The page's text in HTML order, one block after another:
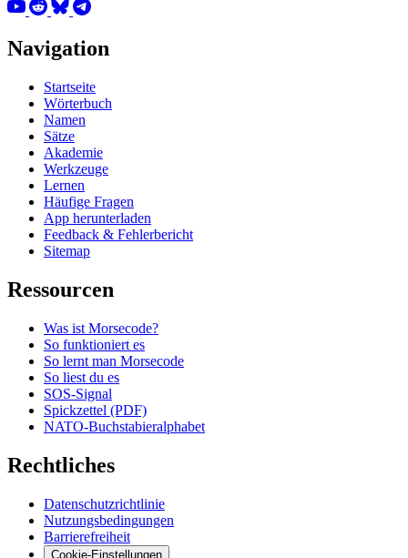
Navigation
Startseite
Wörterbuch
Namen
Sätze
Akademie
Werkzeuge
Lernen
Häufige Fragen
App herunterladen
Feedback & Fehlerbericht
Sitemap
Ressourcen
Was ist Morsecode?
So funktioniert es
So lernt man Morsecode
So liest du es
SOS-Signal
Spickzettel (PDF)
NATO-Buchstabieralphabet
Rechtliches
Datenschutzrichtlinie
Nutzungsbedingungen
Barrierefreiheit
Cookie-Einstellungen